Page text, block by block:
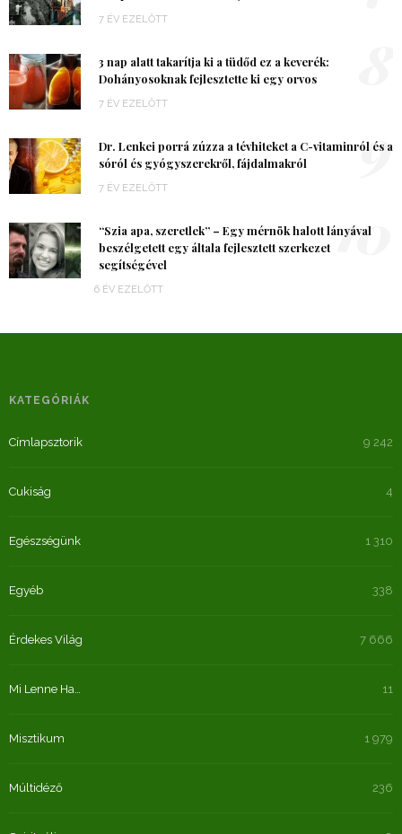
7 ÉV EZELŐTT
3 nap alatt takarítja ki a tüdőd ez a keverék:
Dohányosoknak fejlesztette ki egy orvos
7 ÉV EZELŐTT
Dr. Lenkei porrá zúzza a tévhiteket a C-vitaminról és a
sóról és gyógyszerekről, fájdalmakról
7 ÉV EZELŐTT
9
“Szia apa, szeretlek” – Egy mérnök halott lányával
beszélgetett egy általa fejlesztett szerkezet
segítségével
6 ÉV EZELŐTT
10
KATEGÓRIÁK
Címlapsztorik 9 242
Cukiság 4
Egészségünk 1 310
Egyéb 338
Érdekes Világ 7 666
Mi Lenne Ha… 11
Misztikum 1 979
Múltidéző 236